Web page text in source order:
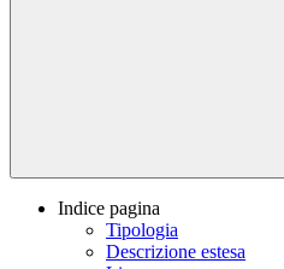
Indice pagina
Tipologia
Descrizione estesa